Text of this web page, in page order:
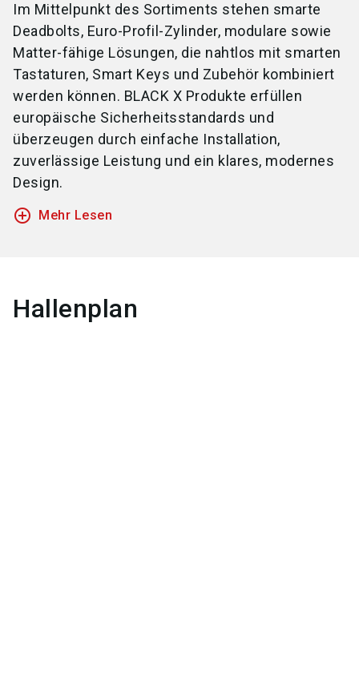
Im Mittelpunkt des Sortiments stehen smarte
Deadbolts, Euro-Profil-Zylinder, modulare sowie
Matter-fähige Lösungen, die nahtlos mit smarten
Tastaturen, Smart Keys und Zubehör kombiniert
werden können. BLACK X Produkte erfüllen
europäische Sicherheitsstandards und
überzeugen durch einfache Installation,
zuverlässige Leistung und ein klares, modernes
Design.
add_circle_outline Mehr Lesen
Hallenplan